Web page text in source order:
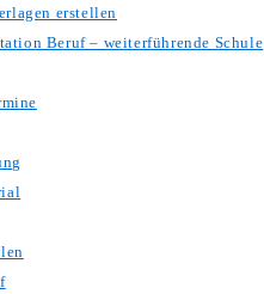
erstellen
Beruf – weiterführende Schule